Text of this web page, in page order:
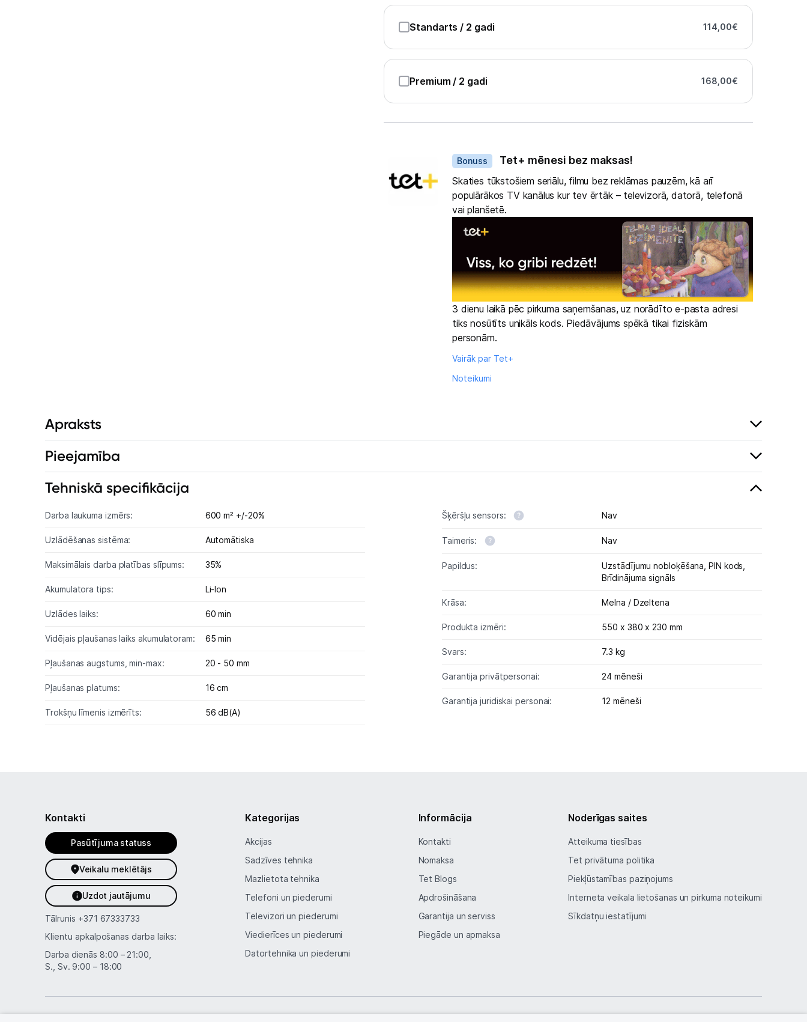
Standarts / 2 gadi 114,00€
Premium / 2 gadi 168,00€
Bonuss Tet+ mēnesi bez maksas!
Skaties tūkstošiem seriālu, filmu bez reklāmas pauzēm, kā arī
populārākos TV kanālus kur tev ērtāk – televizorā, datorā, telefonā
vai planšetē.
3 dienu laikā pēc pirkuma saņemšanas, uz norādīto e-pasta adresi
tiks nosūtīts unikāls kods. Piedāvājums spēkā tikai fiziskām
personām.
Vairāk par Tet+
Noteikumi
Apraksts
Pieejamība
Tehniskā specifikācija
Darba laukuma izmērs: 600 m² +/-20%
Uzlādēšanas sistēma: Automātiska
Maksimālais darba platības slīpums: 35%
Akumulatora tips: Li-lon
Uzlādes laiks: 60 min
Vidējais pļaušanas laiks akumulatoram: 65 min
Pļaušanas augstums, min-max: 20 - 50 mm
Pļaušanas platums: 16 cm
Trokšņu līmenis izmērīts: 56 dB(A)
Šķēršļu sensors: Nav
Taimeris: Nav
Papildus: Uzstādījumu nobloķēšana, PIN kods,
Brīdinājuma signāls
Krāsa: Melna / Dzeltena
Produkta izmēri: 550 x 380 x 230 mm
Svars: 7.3 kg
Garantija privātpersonai: 24 mēneši
Garantija juridiskai personai: 12 mēneši
Kontakti
Pasūtījuma statuss
Veikalu meklētājs
Uzdot jautājumu
Tālrunis +371 67333733
Klientu apkalpošanas darba laiks:
Darba dienās 8:00 – 21:00,
S., Sv. 9:00 – 18:00
Kategorijas
Akcijas
Sadzīves tehnika
Mazlietota tehnika
Telefoni un piederumi
Televizori un piederumi
Viedierīces un piederumi
Datortehnika un piederumi
Informācija
Kontakti
Nomaksa
Tet Blogs
Apdrošināšana
Garantija un serviss
Piegāde un apmaksa
Noderīgas saites
Atteikuma tiesības
Tet privātuma politika
Piekļūstamības paziņojums
Interneta veikala lietošanas un pirkuma noteikumi
Sīkdatņu iestatījumi